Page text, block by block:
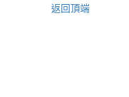
返回頂端